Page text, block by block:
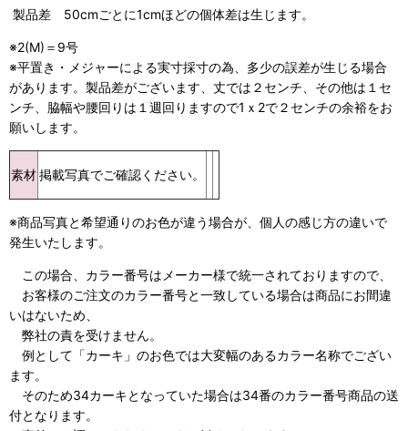
製品差 50cmごとに1cmほどの個体差は生じます。
※2(M)＝9号
※平置き・メジャーによる実寸採寸の為、多少の誤差が生じる場合
があります。製品差がございます、丈では２センチ、その他は１セ
ンチ、脇幅や腰回りは１週回りますので1ｘ2で２センチの余裕をお
願いします。
素材掲載写真でご確認ください。
※商品写真と希望通りのお色が違う場合が、個人の感じ方の違いで
発生いたします。
この場合、カラー番号はメーカー様で統一されておりますので、
お客様のご注文のカラー番号と一致している場合は商品にお間違
いはないため、
弊社の責を受けません。
例として「カーキ」のお色では大変幅のあるカラー名称でござい
ます。
そのため34カーキとなっていた場合は34番のカラー番号商品の送
付となります。